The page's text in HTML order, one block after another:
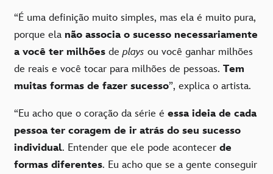
“É uma definição muito simples, mas ela é muito pura,
porque ela não associa o sucesso necessariamente
a você ter milhões deplays ou você ganhar milhões
de reais e você tocar para milhões de pessoas. Tem
muitas formas de fazer sucesso”, explica o artista.
“Eu acho que o coração da série é essa ideia de cada
pessoa ter coragem de ir atrás do seu sucesso
individual. Entender que ele pode acontecer de
formas diferentes. Eu acho que se a gente conseguir